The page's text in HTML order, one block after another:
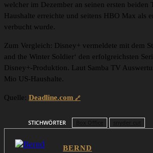
welcher im Dezember an seinen ersten beiden
Haushalte erreichte und seitens HBO Max als
verbucht wurde.
Zum Vergleich: Disney+ vermeldete mit dem
and the Winter Soldier‘ den erfolgreichsten
Disney+-Produktion. Laut Samba TV
Mio US-Haushalte.
Quelle: Deadline.com
STICHWÖRTER
BERND